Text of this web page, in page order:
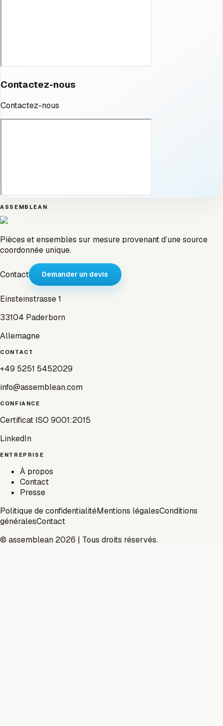
Contactez-nous
Contactez-nous
ASSEMBLEAN
Pièces et ensembles sur mesure provenant d’une source
coordonnée unique.
Contact Demander un devis
Einsteinstrasse 1
33104 Paderborn
Allemagne
CONTACT
+49 5251 5452029
info@assemblean.com
CONFIANCE
Certificat ISO 9001:2015
LinkedIn
ENTREPRISE
À propos
Contact
Presse
Politique de confidentialitéMentions légalesConditions
généralesContact
© assemblean 2026 | Tous droits réservés.